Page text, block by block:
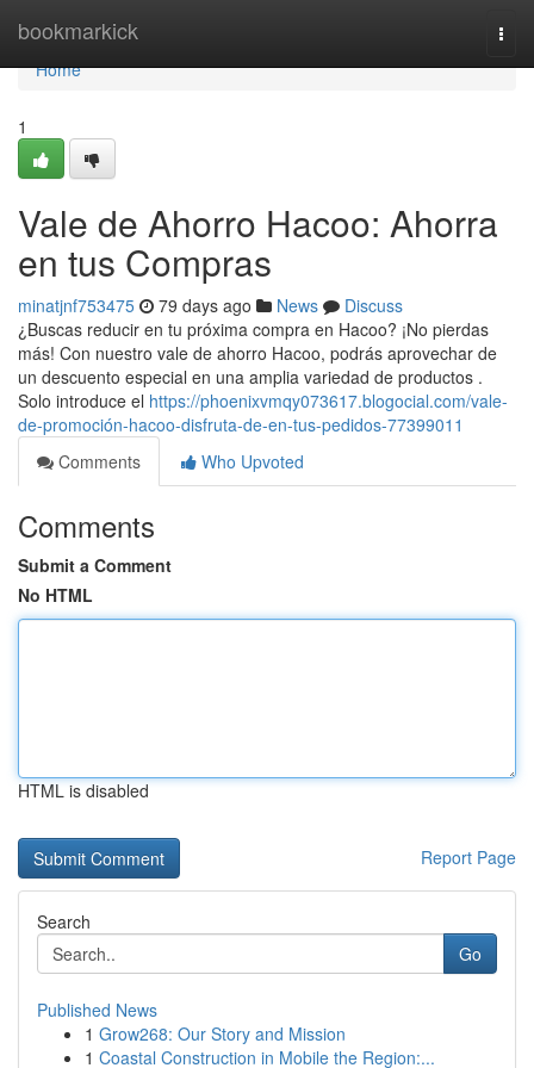
bookmarkick
Home
Home
1
Vale de Ahorro Hacoo: Ahorra
en tus Compras
minatjnf753475 79 days ago News
Discuss
¿Buscas reducir en tu próxima compra en Hacoo? ¡No pierdas
más! Con nuestro vale de ahorro Hacoo, podrás aprovechar de
un descuento especial en una amplia variedad de productos .
Solo introduce el https://phoenixvmqy073617.blogocial.com/vale-
de-promoción-hacoo-disfruta-de-en-tus-pedidos-77399011
Comments
Who Upvoted
Comments
Submit a Comment
No HTML
HTML is disabled
Report Page
Search
Go
Published News
1 Grow268: Our Story and Mission
1 Coastal Construction in Mobile the Region:...